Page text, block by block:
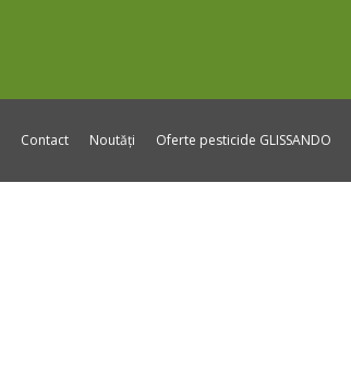
Contact Noutăți Oferte pesticide GLISSANDO